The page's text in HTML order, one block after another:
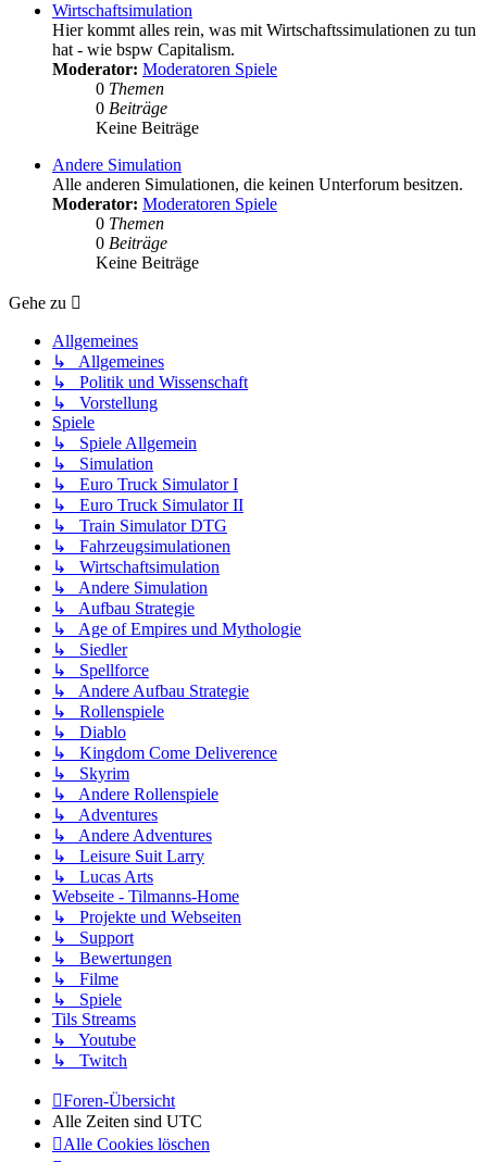
Wirtschaftsimulation
Hier kommt alles rein, was mit Wirtschaftssimulationen zu tun
hat - wie bspw Capitalism.
Moderator: Moderatoren Spiele
0 Themen
0 Beiträge
Keine Beiträge
Andere Simulation
Alle anderen Simulationen, die keinen Unterforum besitzen.
Moderator: Moderatoren Spiele
0 Themen
0 Beiträge
Keine Beiträge
Gehe zu
Allgemeines
↳ Allgemeines
↳ Politik und Wissenschaft
↳ Vorstellung
Spiele
↳ Spiele Allgemein
↳ Simulation
↳ Euro Truck Simulator I
↳ Euro Truck Simulator II
↳ Train Simulator DTG
↳ Fahrzeugsimulationen
↳ Wirtschaftsimulation
↳ Andere Simulation
↳ Aufbau Strategie
↳ Age of Empires und Mythologie
↳ Siedler
↳ Spellforce
↳ Andere Aufbau Strategie
↳ Rollenspiele
↳ Diablo
↳ Kingdom Come Deliverence
↳ Skyrim
↳ Andere Rollenspiele
↳ Adventures
↳ Andere Adventures
↳ Leisure Suit Larry
↳ Lucas Arts
Webseite - Tilmanns-Home
↳ Projekte und Webseiten
↳ Support
↳ Bewertungen
↳ Filme
↳ Spiele
Tils Streams
↳ Youtube
↳ Twitch
Foren-Übersicht
Alle Zeiten sind UTC
Alle Cookies löschen